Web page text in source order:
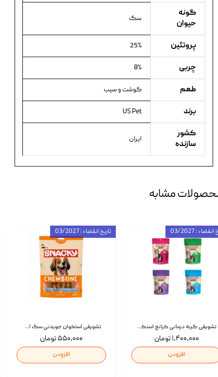
گونه
حیوان
سگ
پروتئین 25%
چربی 8%
طعم گوشت و سیب
برند US Pet
کشور
سازنده
ایران
مشابه
تشویقی استخوان جویدنی سگ اسنکی کرانچی با طعم مرغ Snacky Crunchy Munchy وزن 100 گرم
۵۵۰,۰۰۰ تومان
افزودن
تاریخ انقضاء : 03/2027
تشویقی گربه درمانی کرانچ اسنکی با طعم میکس Snacky Crunch Cat Treats وزن 60 گرم بسته 4 عددی
۱,۴۰۰,۰۰۰ تومان
افزودن
: 03/2027